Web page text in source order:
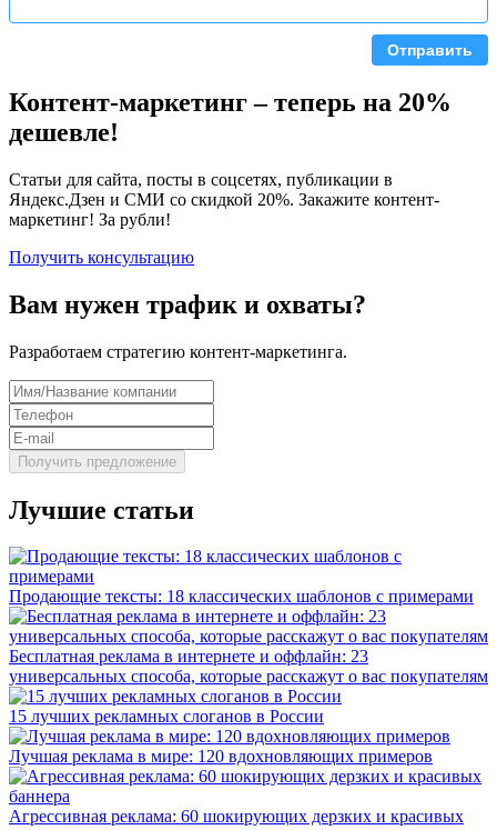
Отправить
Контент-маркетинг – теперь на 20%
дешевле!
Статьи для сайта, посты в соцсетях, публикации в
Яндекс.Дзен и СМИ со скидкой 20%. Закажите контент-
маркетинг! Зa рубли!
Получить консультацию
Вам нужен трафик и охваты?
Разработаем стратегию контент-маркетинга.
Лучшие статьи
Продающие тексты: 18 классических шаблонов с примерами
Бесплатная реклама в интернете и оффлайн: 23
универсальных способа, которые расскажут о вас покупателям
15 лучших рекламных слоганов в России
Лучшая реклама в мире: 120 вдохновляющих примеров
Агрессивная реклама: 60 шокирующих дерзких и красивых